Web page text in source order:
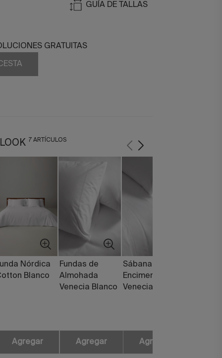
GUÍA DE TALLAS
GRATUITAS
7 ARTÍCULOS
Nórdica
Blanco
Agregar
Fundas de
Almohada
Venecia Blanco
Agregar
Sábana
Encimera
Venecia Blanco
Agregar